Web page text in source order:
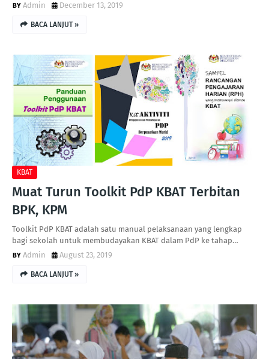
Admin
December 13, 2019
BACA LANJUT »
KBAT
Muat Turun Toolkit PdP KBAT Terbitan
BPK, KPM
Toolkit PdP KBAT adalah satu manual pelaksanaan yang lengkap
bagi sekolah untuk membudayakan KBAT dalam PdP ke tahap…
Admin
August 23, 2019
BACA LANJUT »